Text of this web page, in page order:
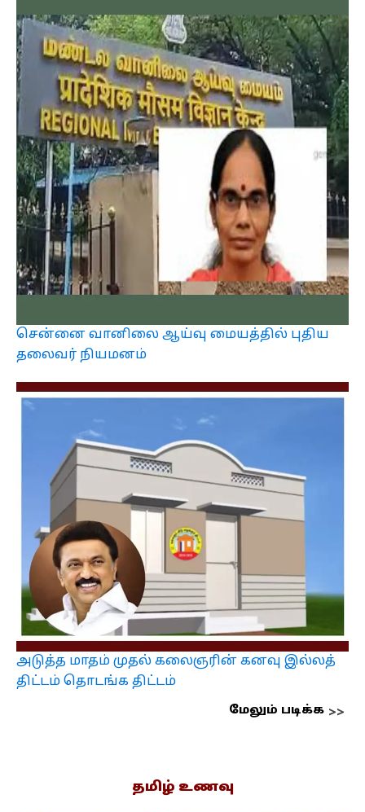
சென்னை வானிலை ஆய்வு மையத்தில் புதிய
தலைவர் நியமனம்
அடுத்த மாதம் முதல் கலைஞரின் கனவு இல்லத்
திட்டம் தொடங்க திட்டம்
மேலும் படிக்க
தமிழ் உணவு